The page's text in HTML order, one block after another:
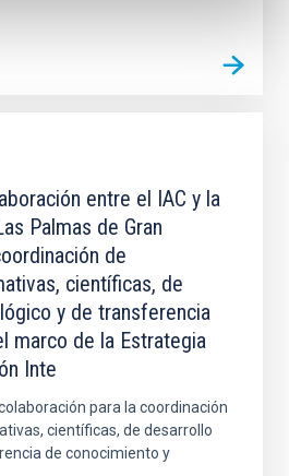
entre el IAC y la
Palmas de Gran
de
científicas, de
y de transferencia
marco de la Estrategia
Inte
para la coordinación
científicas, de desarrollo
de conocimiento y